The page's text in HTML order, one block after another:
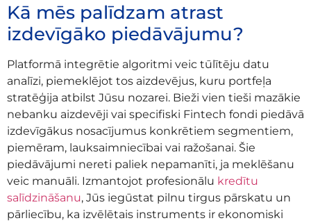
Kā mēs palīdzam atrast
izdevīgāko piedāvājumu?
Platformā integrētie algoritmi veic tūlītēju datu
analīzi, piemeklējot tos aizdevējus, kuru portfeļa
stratēģija atbilst Jūsu nozarei. Bieži vien tieši mazākie
nebanku aizdevēji vai specifiski Fintech fondi piedāvā
izdevīgākus nosacījumus konkrētiem segmentiem,
piemēram, lauksaimniecībai vai ražošanai. Šie
piedāvājumi nereti paliek nepamanīti, ja meklēšanu
veic manuāli. Izmantojot profesionālu kredītu
salīdzināšanu, Jūs iegūstat pilnu tirgus pārskatu un
pārliecību, ka izvēlētais instruments ir ekonomiski